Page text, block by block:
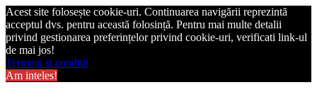
Acest site folosește cookie-uri. Continuarea navigării reprezintă
acceptul dvs. pentru această folosință. Pentru mai multe detalii
privind gestionarea preferințelor privind cookie-uri, verificati link-ul
de mai jos!
Termeni si conditii
Am inteles!